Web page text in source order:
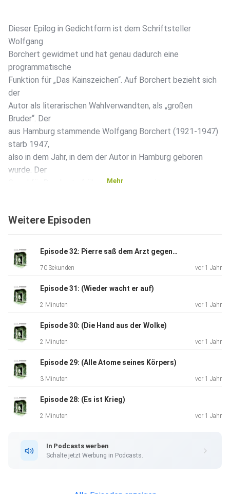
Dieser Epilog in Gedichtform ist dem Schriftsteller
Wolfgang
Borchert gewidmet und hat genau dadurch eine
programmatische
Funktion für „Das Kainszeichen“. Auf Borchert bezieht sich
der
Autor als literarischen Wahlverwandten, als „großen
Bruder“. Der
aus Hamburg stammende Wolfgang Borchert (1921-1947)
starb 1947,
also in dem Jahr, in dem der Autor in Hamburg geboren
wurde. Der
Grund für Borcherts frühen Tod waren seine
der
Menschen
anrichtet. In „Das Kainszeichen“ erscheint die Gesellschaft
ähnlich umfassende Gewaltstruktur, etwa in Episode 24.
Der
Gewalt
geprägten Generation zuzurechnen. Die Erfahrungen mit
als den
„Krieg der Straße“. Wie Borchert den Zweiten Weltkrieg
(oder eben gerade nicht, weil er an dessen Folgen starb),
so ist
extremen Fall,
hat. Als literarisches Vorbild hat es Borchert auch dem
Mehr
Weitere Episoden
Episode 32: Pierre saß dem Arzt gegenüber
70 Sekunden vor 1 Jahr
Episode 31: (Wieder wacht er auf)
2 Minuten vor 1 Jahr
Episode 30: (Die Hand aus der Wolke)
2 Minuten vor 1 Jahr
Episode 29: (Alle Atome seines Körpers)
3 Minuten vor 1 Jahr
Episode 28: (Es ist Krieg)
2 Minuten vor 1 Jahr
In Podcasts werben
Schalte jetzt Werbung in Podcasts.